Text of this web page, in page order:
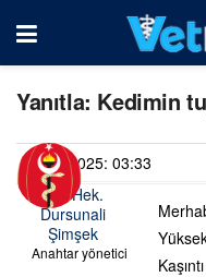
Yanıtla: Kedimin
23/05/2025: 03:33
Vet. Hek.
Dursunali
Şimşek
Anahtar yönetici